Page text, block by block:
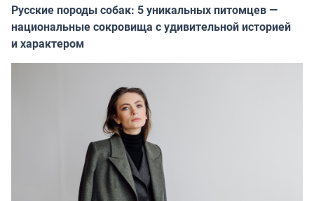
Русские породы собак: 5 уникальных питомцев —
национальные сокровища с удивительной историей
и характером